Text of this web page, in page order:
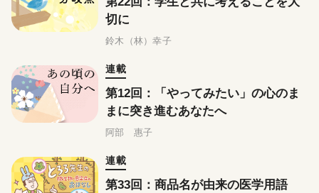
切に
鈴木（林）幸子
連載
第12回：「やってみたい」の心のま
まに突き進むあなたへ
阿部 惠子
連載
第33回：商品名が由来の医学用語